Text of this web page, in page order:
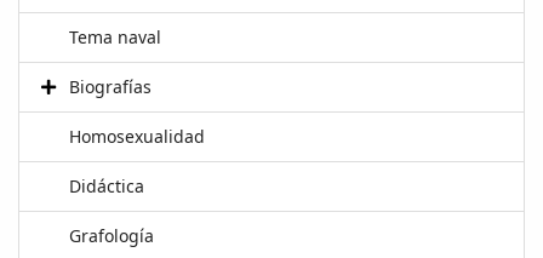
Tema naval
Biografías
Homosexualidad
Didáctica
Grafología